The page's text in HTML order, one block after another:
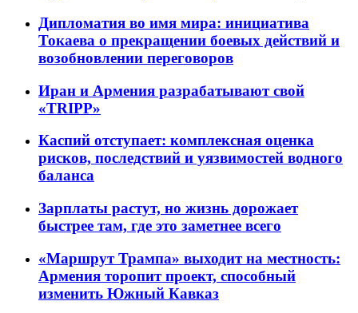
Дипломатия во имя мира: инициатива
Токаева о прекращении боевых действий и
возобновлении переговоров
Иран и Армения разрабатывают свой
«TRIPP»
Каспий отступает: комплексная оценка
рисков, последствий и уязвимостей водного
баланса
Зарплаты растут, но жизнь дорожает
быстрее там, где это заметнее всего
«Маршрут Трампа» выходит на местность:
Армения торопит проект, способный
изменить Южный Кавказ